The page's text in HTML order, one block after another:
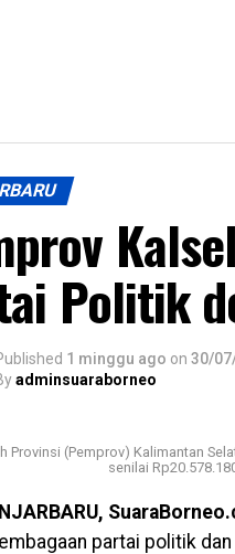
Politik
1 minggu ago on 30/
adminsuaraborneo
Provinsi (Pemprov) Kalimantan
senilai
partai politik